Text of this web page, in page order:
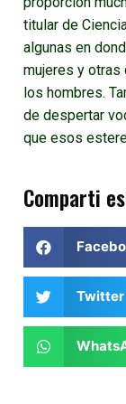
titular de
algunas en
mujeres y otras
los hombres.
de despertar
que esos
Comparti
Twitter